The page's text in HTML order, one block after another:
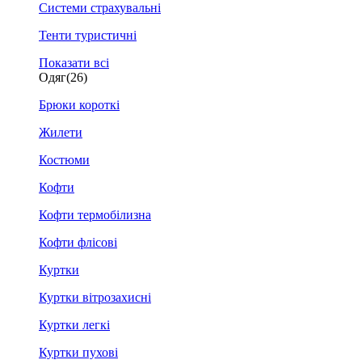
Системи страхувальні
Тенти туристичні
Показати всі
Одяг(26)
Брюки короткі
Жилети
Костюми
Кофти
Кофти термобілизна
Кофти флісові
Куртки
Куртки вітрозахисні
Куртки легкі
Куртки пухові